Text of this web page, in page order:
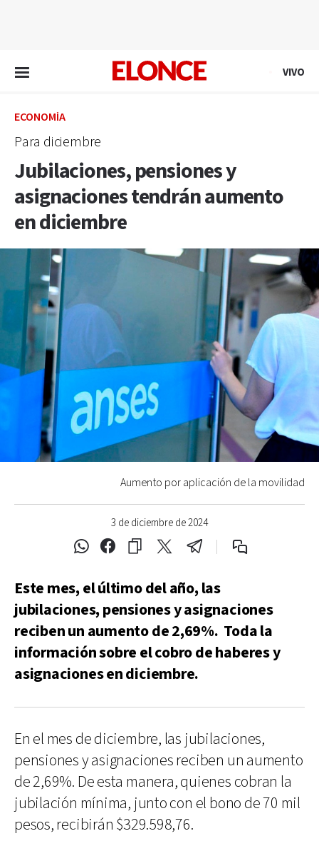
VIVO
ECONOMÍA
Para diciembre
Jubilaciones, pensiones y
asignaciones tendrán aumento
en diciembre
3 de diciembre de 2024
Aumento por aplicación de la movilidad
Este mes, el último del año, las
jubilaciones, pensiones y asignaciones
reciben un aumento de 2,69%. Toda la
información sobre el cobro de haberes y
asignaciones en diciembre.
En el mes de diciembre, las jubilaciones,
pensiones y asignaciones reciben un aumento
de 2,69%. De esta manera, quienes cobran la
jubilación mínima, junto con el bono de 70 mil
pesos, recibirán $329.598,76.